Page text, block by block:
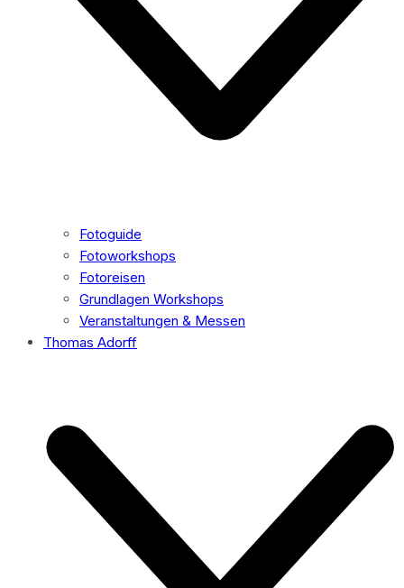
Fotoguide
Fotoworkshops
Fotoreisen
Grundlagen Workshops
Veranstaltungen & Messen
Thomas Adorff